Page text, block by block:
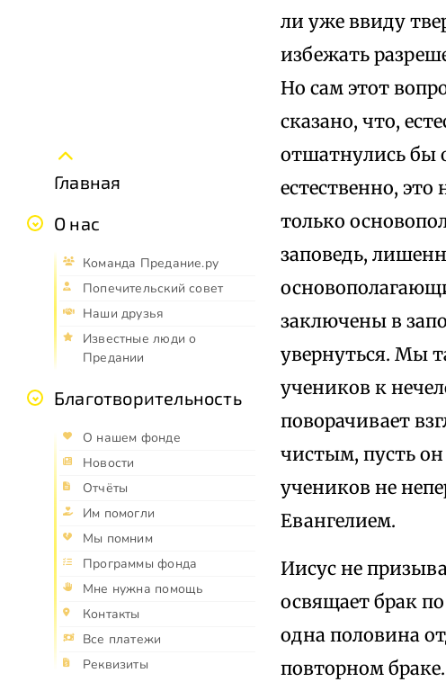
Главная
О нас
Команда Предание.ру
Попечительский совет
Наши друзья
Известные люди о
Предании
Благотворительность
О нашем фонде
Новости
Отчёты
Им помогли
Мы помним
Программы фонда
Мне нужна помощь
Контакты
Все платежи
Реквизиты
ли уже ввиду
избежать
Но сам этот
сказано, что,
отшатнулись бы
естественно,
только
заповедь,
заключены в
увернуться. Мы
учеников к
поворачивает
чистым, пусть
учеников не
Евангелием.
Иисус не
освящает брак
одна половина
повторном